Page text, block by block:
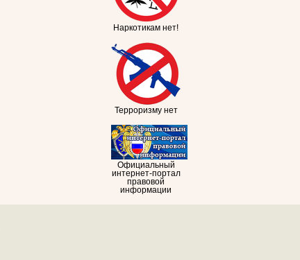
Наркотикам нет!
Терроризму нет
Официальный
интернет-портал
правовой
информации